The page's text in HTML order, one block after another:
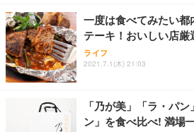
一度は食べてみたい
テーキ！おいしい店厳
ライフ
2021.7.1(木) 21:03
「乃が美」「ラ・パ
ン」を食べ比べ! 満場